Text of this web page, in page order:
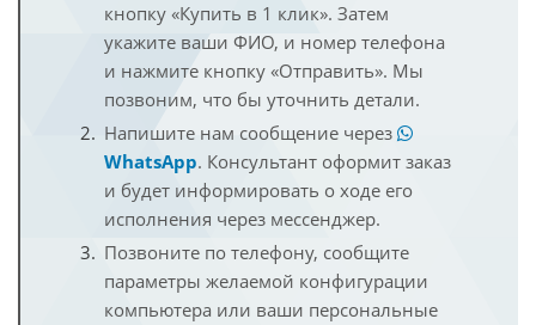
кнопку «Купить в 1 клик». Затем
укажите ваши ФИО, и номер телефона
и нажмите кнопку «Отправить». Мы
позвоним, что бы уточнить детали.
Напишите нам сообщение через
WhatsApp. Консультант оформит заказ
и будет информировать о ходе его
исполнения через мессенджер.
Позвоните по телефону, сообщите
параметры желаемой конфигурации
компьютера или ваши персональные